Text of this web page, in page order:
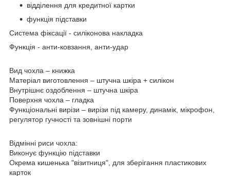
відділення для кредитної картки
функція підставки
Система фіксації - силіконова накладка
Функція - анти-ковзання, анти-удар
Вид чохла – книжка
Матеріал виготовлення – штучна шкіра + силікон
Внутрішнє оздоблення – штучна шкіра
Поверхня чохла – гладка
Функціональні вирізи – вирізи під камеру, динамік, мікрофон,
регулятор гучності та зовнішні порти
Відмінні риси чохла:
Виконує функцію підставки
Окрема кишенька "візитниця", для зберігання пластикових
карток